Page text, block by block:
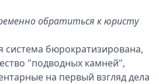
обратиться к юристу
система бюрократизирована,
"подводных камней",
на первый взгляд дела